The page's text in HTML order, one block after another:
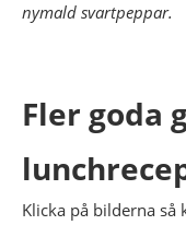
nymald svartpeppar.
Fler goda
Klicka på bilderna